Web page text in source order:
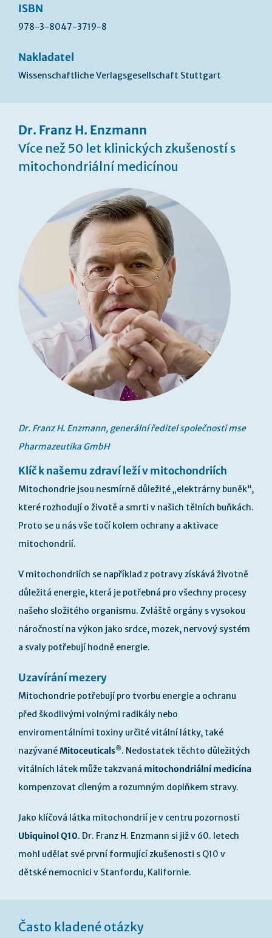
ISBN
978-3-8047-3719-8
Nakladatel
Wissenschaftliche Verlagsgesellschaft Stuttgart
Dr. Franz H. Enzmann
Více než 50 let klinických zkušeností s
mitochondriální medicínou
Dr. Franz H. Enzmann, generální ředitel společnosti mse
Pharmazeutika GmbH
Klíč k našemu zdraví leží v mitochondriích
Mitochondrie jsou nesmírně důležité „elektrárny buněk“,
které rozhodují o životě a smrti v našich tělních buňkách.
Proto se u nás vše točí kolem ochrany a aktivace
mitochondrií.
V mitochondriích se například z potravy získává životně
důležitá energie, která je potřebná pro všechny procesy
našeho složitého organismu. Zvláště orgány s vysokou
náročností na výkon jako srdce, mozek, nervový systém
a svaly potřebují hodně energie.
Uzavírání mezery
Mitochondrie potřebují pro tvorbu energie a ochranu
před škodlivými volnými radikály nebo
enviromentálními toxiny určité vitální látky, také
nazývanéMitoceuticals®. Nedostatek těchto důležitých
vitálních látek může takzvaná mitochondriální medicína
kompenzovat cíleným a rozumným doplňkem stravy.
Jako klíčová látka mitochondrií je v centru pozornosti
Ubiquinol Q10. Dr. Franz H. Enzmann si již v 60. letech
mohl udělat své první formující zkušenosti s Q10 v
dětské nemocnici v Stanfordu, Kalifornie.
Často kladené otázky